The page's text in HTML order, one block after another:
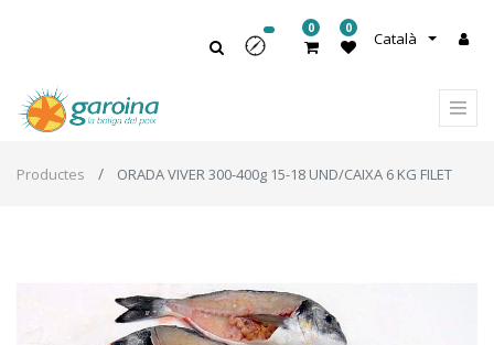
Català
0 0
Productes ORADA VIVER 300-400g 15-18 UND/CAIXA 6 KG FILET